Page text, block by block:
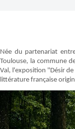
Née du partenariat
Toulouse, la commune
Val, l'exposition "Désir
littérature française